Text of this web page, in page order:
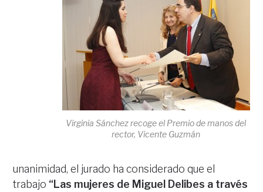
Virginia Sánchez recoge el Premio de manos del
rector, Vicente Guzmán
unanimidad, el jurado ha considerado que el
trabajo “Las mujeres de Miguel Delibes a través